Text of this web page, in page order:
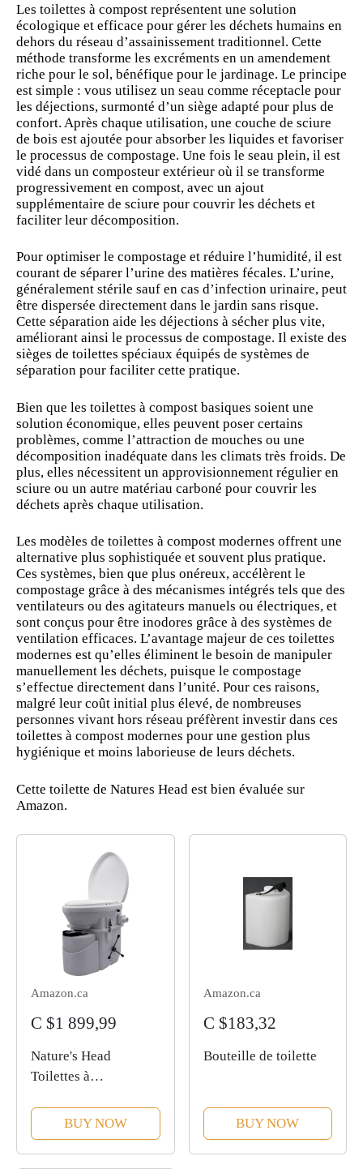
Les toilettes à compost représentent une solution
écologique et efficace pour gérer les déchets humains en
dehors du réseau d’assainissement traditionnel. Cette
méthode transforme les excréments en un amendement
riche pour le sol, bénéfique pour le jardinage. Le principe
est simple : vous utilisez un seau comme réceptacle pour
les déjections, surmonté d’un siège adapté pour plus de
confort. Après chaque utilisation, une couche de sciure
de bois est ajoutée pour absorber les liquides et favoriser
le processus de compostage. Une fois le seau plein, il est
vidé dans un composteur extérieur où il se transforme
progressivement en compost, avec un ajout
supplémentaire de sciure pour couvrir les déchets et
faciliter leur décomposition.
Pour optimiser le compostage et réduire l’humidité, il est
courant de séparer l’urine des matières fécales. L’urine,
généralement stérile sauf en cas d’infection urinaire, peut
être dispersée directement dans le jardin sans risque.
Cette séparation aide les déjections à sécher plus vite,
améliorant ainsi le processus de compostage. Il existe des
sièges de toilettes spéciaux équipés de systèmes de
séparation pour faciliter cette pratique.
Bien que les toilettes à compost basiques soient une
solution économique, elles peuvent poser certains
problèmes, comme l’attraction de mouches ou une
décomposition inadéquate dans les climats très froids. De
plus, elles nécessitent un approvisionnement régulier en
sciure ou un autre matériau carboné pour couvrir les
déchets après chaque utilisation.
Les modèles de toilettes à compost modernes offrent une
alternative plus sophistiquée et souvent plus pratique.
Ces systèmes, bien que plus onéreux, accélèrent le
compostage grâce à des mécanismes intégrés tels que des
ventilateurs ou des agitateurs manuels ou électriques, et
sont conçus pour être inodores grâce à des systèmes de
ventilation efficaces. L’avantage majeur de ces toilettes
modernes est qu’elles éliminent le besoin de manipuler
manuellement les déchets, puisque le compostage
s’effectue directement dans l’unité. Pour ces raisons,
malgré leur coût initial plus élevé, de nombreuses
personnes vivant hors réseau préfèrent investir dans ces
toilettes à compost modernes pour une gestion plus
hygiénique et moins laborieuse de leurs déchets.
Cette toilette de Natures Head est bien évaluée sur
Amazon.
Amazon.ca
C $1 899,99
Nature's Head
Toilettes à
autonomes avec
poignée en forme
d'araignée
BUY NOW
Amazon.ca
C $183,32
Bouteille de toilette
BUY NOW